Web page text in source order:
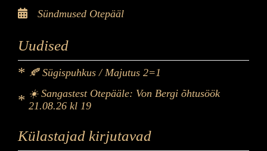
Sündmused Otepääl
Uudised
🍂 Sügispuhkus / Majutus 2=1
☀️ Sangastest Otepääle: Von Bergi õhtusöök
21.08.26 kl 19
Külastajad kirjutavad